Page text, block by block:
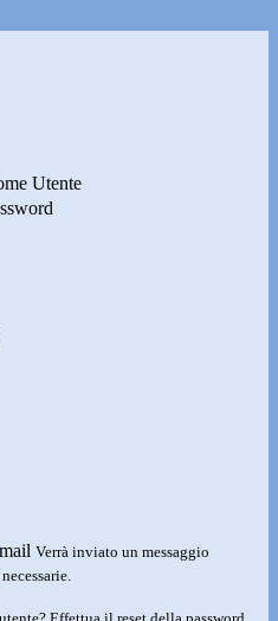
Utente
Verrà inviato un messaggio